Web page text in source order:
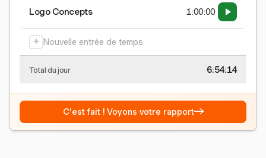
Logo Concepts 1:00:00
+ Nouvelle entrée de temps
Total du jour 6:54:15
C'est fait ! Voyons votre rapport→